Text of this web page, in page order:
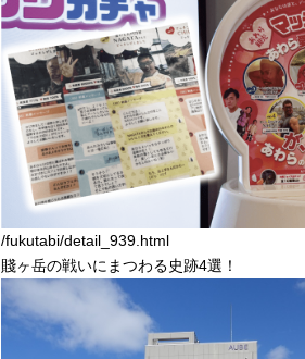
/fukutabi/detail_939.html
賤ヶ岳の戦いにまつわる史跡4選！